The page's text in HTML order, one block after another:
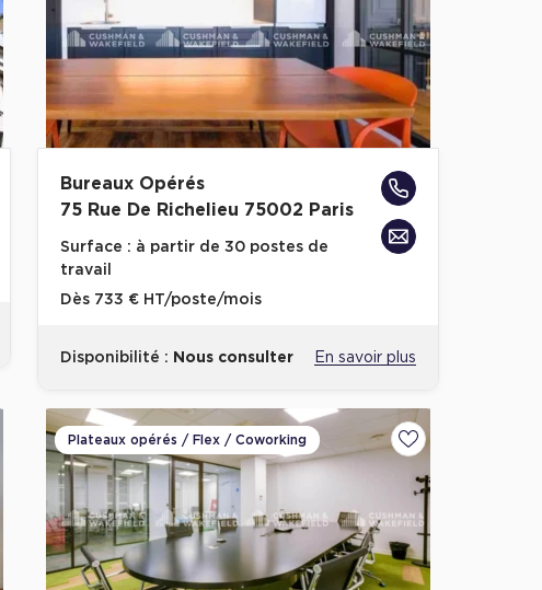
Bureaux Opérés
75 Rue De Richelieu 75002 Paris
Surface : à partir de 30 postes de
travail
Dès 733 € HT/poste/mois
Disponibilité : Nous consulter En savoir plus
aux favoris
Plateaux opérés / Flex / Coworking
Ajouter aux favoris